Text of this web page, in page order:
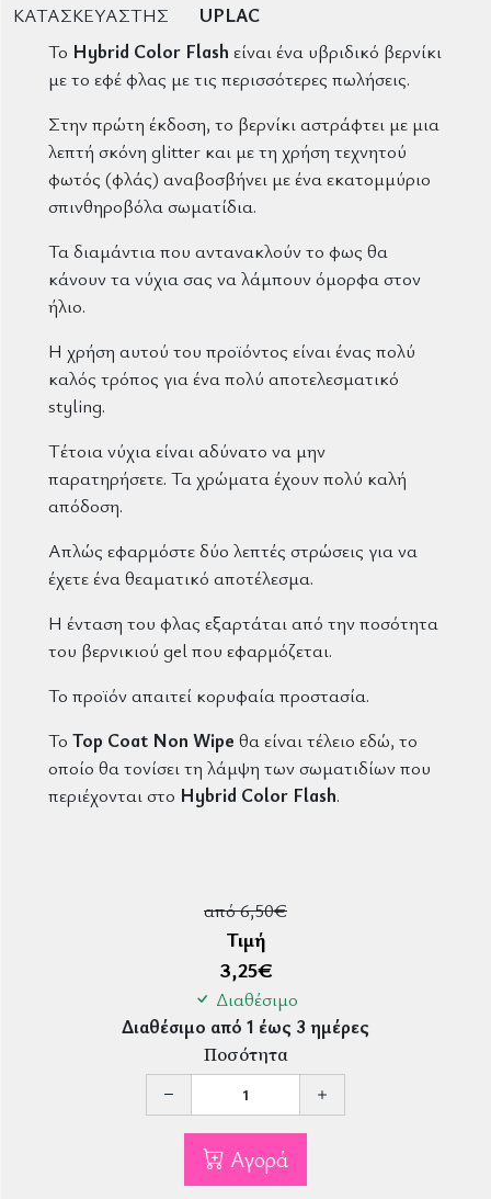
ΚΑΤΑΣΚΕΥΑΣΤΉΣ
UPLAC
Το Hybrid Color Flash είναι ένα υβριδικό βερνίκι
με το εφέ φλας με τις περισσότερες πωλήσεις.
Στην πρώτη έκδοση, το βερνίκι αστράφτει με μια
λεπτή σκόνη glitter και με τη χρήση τεχνητού
φωτός (φλάς) αναβοσβήνει με ένα εκατομμύριο
σπινθηροβόλα σωματίδια.
Τα διαμάντια που αντανακλούν το φως θα
κάνουν τα νύχια σας να λάμπουν όμορφα στον
ήλιο.
Η χρήση αυτού του προϊόντος είναι ένας πολύ
καλός τρόπος για ένα πολύ αποτελεσματικό
styling.
Τέτοια νύχια είναι αδύνατο να μην
παρατηρήσετε. Τα χρώματα έχουν πολύ καλή
απόδοση.
Απλώς εφαρμόστε δύο λεπτές στρώσεις για να
έχετε ένα θεαματικό αποτέλεσμα.
Η ένταση του φλας εξαρτάται από την ποσότητα
του βερνικιού gel που εφαρμόζεται.
Το προϊόν απαιτεί κορυφαία προστασία.
Το Top Coat Non Wipe θα είναι τέλειο εδώ, το
οποίο θα τονίσει τη λάμψη των σωματιδίων που
περιέχονται στο Hybrid Color Flash.
από 6,50€
Τιμή
3,25€
Διαθέσιμο
Διαθέσιμο από 1 έως 3 ημέρες
Ποσότητα
Αγορά